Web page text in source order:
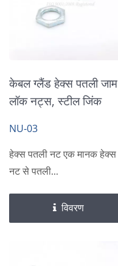
केबल ग्लैंड हेक्स पतली जाम
लॉक नट्स, स्टील जिंक
NU-03
हेक्स पतली नट एक मानक हेक्स
नट से पतली...
विवरण